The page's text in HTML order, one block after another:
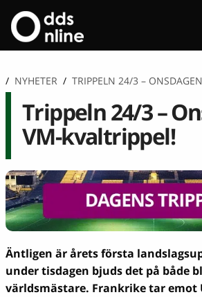
/ NYHETER / TRIPPELN 24/3 –
Trippeln 24/3 –
VM-kvaltrippel!
Äntligen är årets första
under tisdagen bjuds det på både
världsmästare. Frankrike tar emot